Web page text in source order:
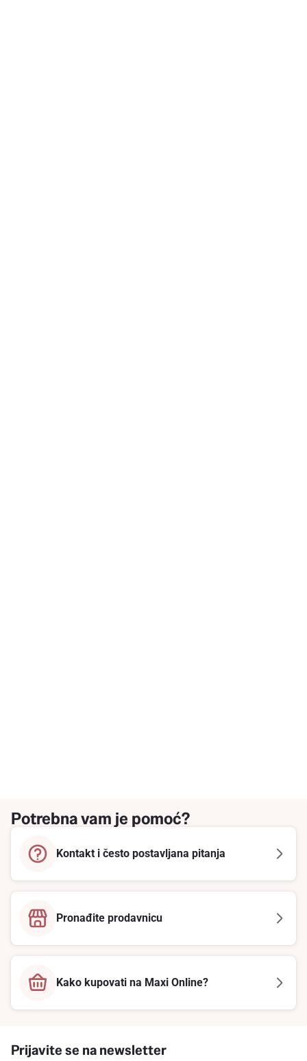
Potrebna vam je pomoć?
Kontakt i često postavljana pitanja
Pronađite prodavnicu
Kako kupovati na Maxi Online?
Prijavite se na newsletter